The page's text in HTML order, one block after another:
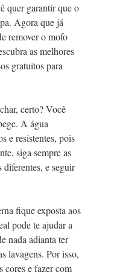
quer garantir que o
Agora que já
remover o mofo
as melhores
gratuitos para
certo? Você
A água
e resistentes, pois
siga sempre as
diferentes, e seguir
fique exposta aos
pode te ajudar a
nada adianta ter
lavagens. Por isso,
cores e fazer com